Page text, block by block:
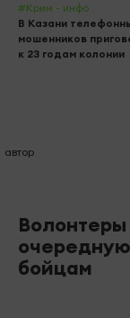
#Крим - инфо
В Казани
мошенников
к 23 годам колонии
автор
Волонтеры
бойцам